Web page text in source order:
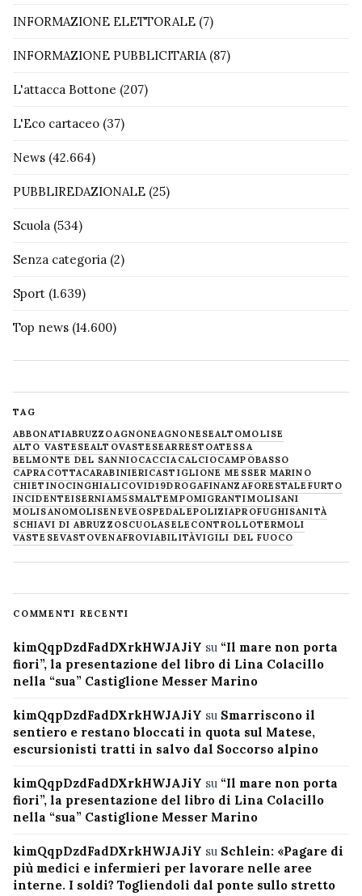
INFORMAZIONE ELETTORALE (7)
INFORMAZIONE PUBBLICITARIA(87)
L'attacca Bottone (207)
L'Eco cartaceo (37)
News (42.664)
PUBBLIREDAZIONALE (25)
Scuola (534)
Senza categoria (2)
Sport (1.639)
Top news (14.600)
TAG
ABBONATIABRUZZOAGNONEAGNONESEALTOMOLISE
ALTO VASTESEALTOVASTESEARRESTOATESSA
BELMONTE DEL SANNIOCACCIACALCIOCAMPOBASSO
CAPRACOTTACARABINIERICASTIGLIONE MESSER MARINO
CHIETINOCINGHIALICOVID19DROGAFINANZAFORESTALE FURTO
INCIDENTEISERNIAM5SMALTEMPOMIGRANTIMOLISANI
MOLISANOMOLISENEVE OSPEDALEPOLIZIAPROFUGHISANITÀ
SCHIAVI DI ABRUZZOSCUOLASELECONTROLLOTERMOLI
VASTESEVASTOVENAFROVIABILITÀVIGILI DEL FUOCO
COMMENTI RECENTI
kimQqpDzdFadDXrkHWJAJiY su “Il mare non porta
fiori”, la presentazione del libro di Lina Colacillo
nella “sua” Castiglione Messer Marino
kimQqpDzdFadDXrkHWJAJiY su Smarriscono il
sentiero e restano bloccati in quota sul Matese,
escursionisti tratti in salvo dal Soccorso alpino
kimQqpDzdFadDXrkHWJAJiY su “Il mare non porta
fiori”, la presentazione del libro di Lina Colacillo
nella “sua” Castiglione Messer Marino
kimQqpDzdFadDXrkHWJAJiY su Schlein: «Pagare di
più medici e infermieri per lavorare nelle aree
interne. I soldi? Togliendoli dal ponte sullo stretto